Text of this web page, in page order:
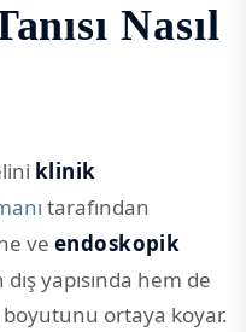
Nasıl
klinik
tarafından
ve endoskopik
yapısında hem de
boyutunu ortaya koyar.